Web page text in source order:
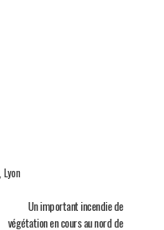
Lyon
Un important incendie de
végétation en cours au nord de